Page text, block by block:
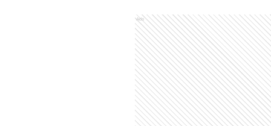
Ads